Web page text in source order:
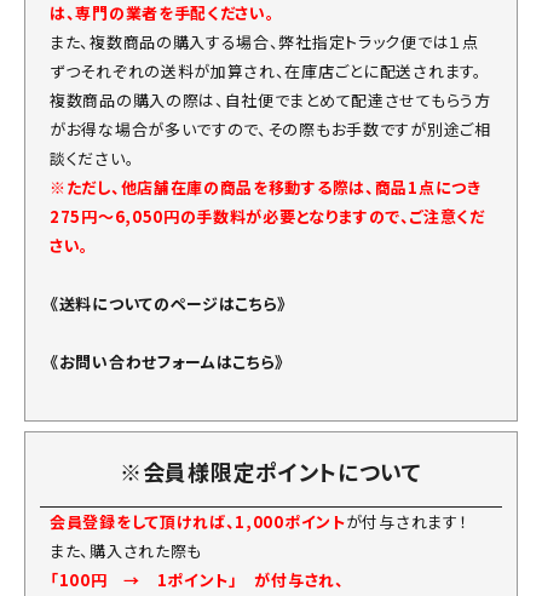
は、専門の業者を手配ください。
また、複数商品の購入する場合、弊社指定トラック便では１点
ずつそれぞれの送料が加算され、在庫店ごとに配送されます。
複数商品の購入の際は、自社便でまとめて配達させてもらう方
がお得な場合が多いですので、その際もお手数ですが別途ご相
談ください。
※ただし、他店舗在庫の商品を移動する際は、商品1点につき
275円～6,050円の手数料が必要となりますので、ご注意くだ
さい。
《送料についてのページはこちら》
《お問い合わせフォームはこちら》
※会員様限定ポイントについて
会員登録をして頂ければ、1,000ポイントが付与されます！
また、購入された際も
「100円 → 1ポイント」 が付与され、